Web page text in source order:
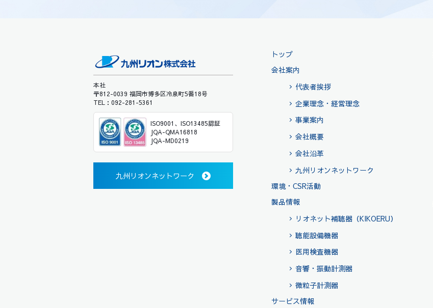
本社
〒812-0039 福岡市博多区冷泉町5番18号
TEL：092-281-5361
ISO9001、ISO13485認証
JQA-QMA16818
JQA-MD0219
九州リオンネットワーク
トップ
会社案内
代表者挨拶
企業理念・経営理念
事業案内
会社概要
会社沿革
九州リオンネットワーク
環境・CSR活動
製品情報
リオネット補聴器（KIKOERU）
聴能設備機器
医用検査機器
音響・振動計測器
微粒子計測器
サービス情報